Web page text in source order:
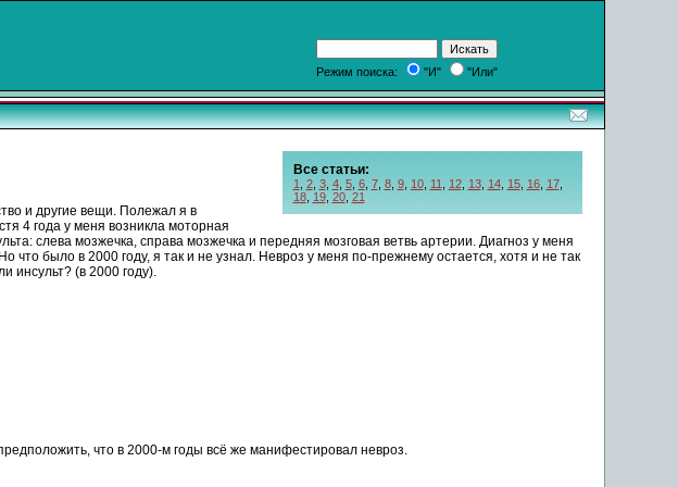
Режим поиска: "И" "Или"
Все статьи:
1 2, 3, 4, 5, 6, 7, 8, 9, 10, 11 12, 13, 14, 15, 16, 17,
18, 19, 20, 21
и другие вещи. Полежал я в
4 годау меня возникла моторная
: слева мозжечка, справа мозжечкаи передняя мозговая ветвь артерии. Диагноз у меня
что было в 2000 году, я так и не узнал. Невроз у меня по-прежнему остается, хотя и не так
инсульт? (в 2000 году).
что в 2000-м годы всё же манифестировал невроз.